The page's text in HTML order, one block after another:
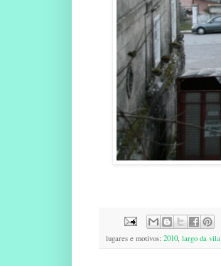
lugares e motivos: 2010, largo da vila